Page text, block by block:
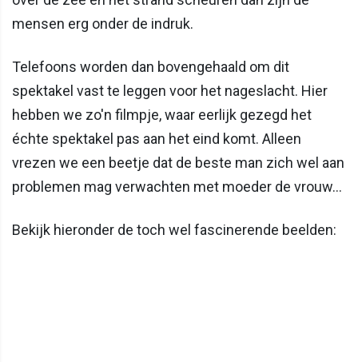
mensen erg onder de indruk.
Telefoons worden dan bovengehaald om dit
spektakel vast te leggen voor het nageslacht. Hier
hebben we zo'n filmpje, waar eerlijk gezegd het
échte spektakel pas aan het eind komt. Alleen
vrezen we een beetje dat de beste man zich wel aan
problemen mag verwachten met moeder de vrouw...
Bekijk hieronder de toch wel fascinerende beelden: